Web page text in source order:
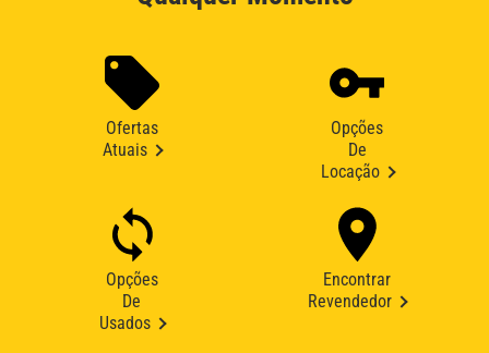
Ofertas
Atuais
Opções
De
Locação
Opções
De
Usados
Encontrar
Revendedor